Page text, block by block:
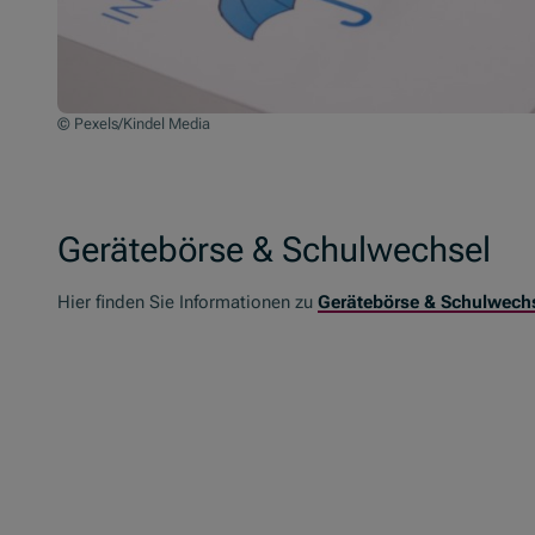
© Pexels/Kindel Media
Gerätebörse & Schulwechsel
Hier finden Sie Informationen zu Gerätebörse &